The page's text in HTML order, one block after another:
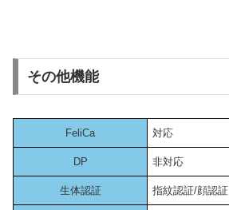
その他機能
FeliCa 対応
DP 非対応
生体認証 指紋認証/顔認証